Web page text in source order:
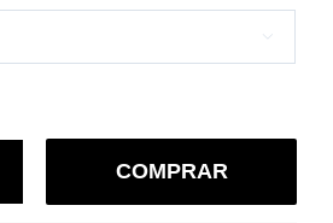

COMPRAR